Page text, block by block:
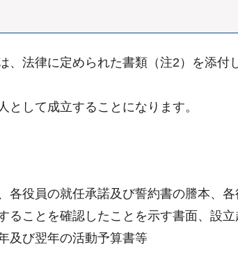
、法律に定められた書類（注2）を添
して成立することになります。
各役員の就任承諾及び誓約書の謄本、
ことを確認したことを示す書面、設
及び翌年の活動予算書等